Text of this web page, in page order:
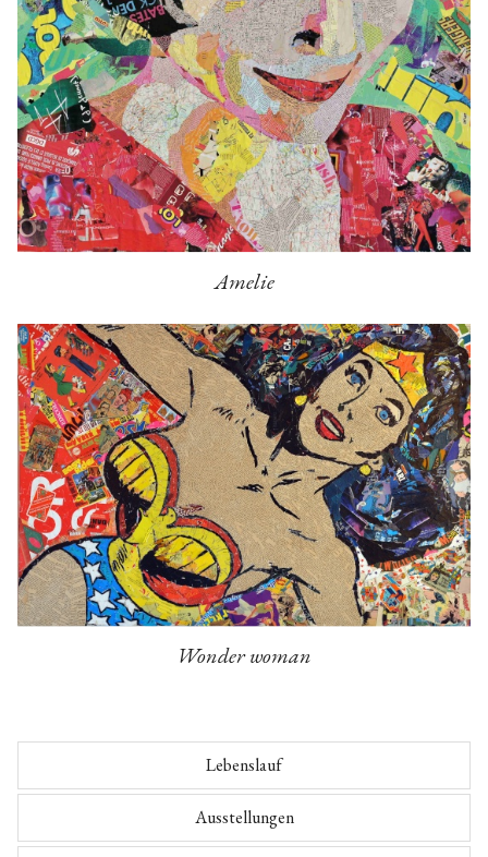
Amelie
Wonder woman
Lebenslauf
Ausstellungen